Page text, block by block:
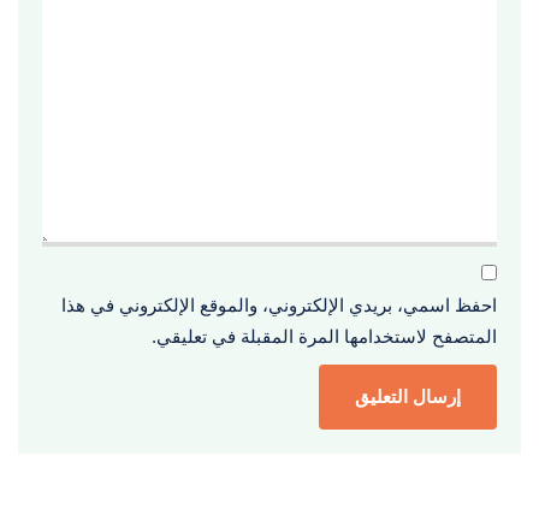
احفظ اسمي، بريدي الإلكتروني، والموقع الإلكتروني في هذا
المتصفح لاستخدامها المرة المقبلة في تعليقي.